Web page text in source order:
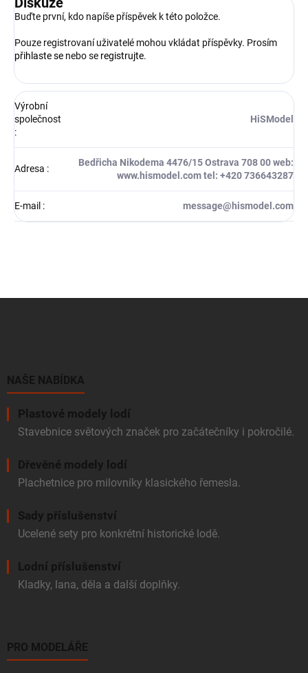
Buďte první, kdo napíše příspěvek k této položce.
Pouze registrovaní uživatelé mohou vkládat příspěvky. Prosím
přihlaste se nebo se registrujte.
Výrobní
společnost
:
HiSModel
Adresa :
Bedřicha Nikodema 4476/15 Ostrava 708 00 web:
www.hismodel.com tel: +420 736643287
E-mail : message@hismodel.com
NAŠE NABÍDKA
Plastové modely lodí
Stavebnice světových značek pro začátečníky i pokročilé.
Dřevěné modely lodí
Plachetnice pro milovníky klasického řemesla.
Sady příslušenství
Ucelené sety pro konkrétní historické lodě.
Lodní příslušenství
Kladky, lana, děla a další doplňky.
PRO MODELÁŘE